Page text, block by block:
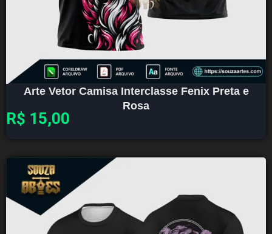
Arte Vetor Camisa Interclasse Fenix Preta e
Rosa
R$ 15,00